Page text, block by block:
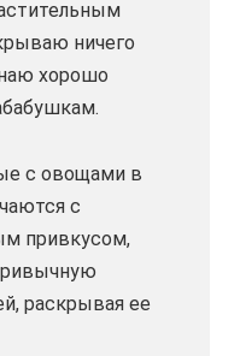
ничего
хорошо
с овощами в
с
привкусом,
раскрывая ее